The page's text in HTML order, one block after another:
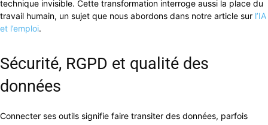
technique invisible. Cette transformation interroge aussi la place du
travail humain, un sujet que nous abordons dans notre article sur l’IA
et l’emploi.
Sécurité, RGPD et qualité des
données
Connecter ses outils signifie faire transiter des données, parfois